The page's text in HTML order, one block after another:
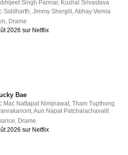
Singh Parmar, Kushal Srivastava
Siddharth,Jimmy Shergill ,Abhay Verma
, Drame
2026 sur Netflix
Bae
Mac Nattapat Nimjirawat ,Tham Tupthong
,Aun Napat Patcharachavalit
Drame
2026 sur Netflix